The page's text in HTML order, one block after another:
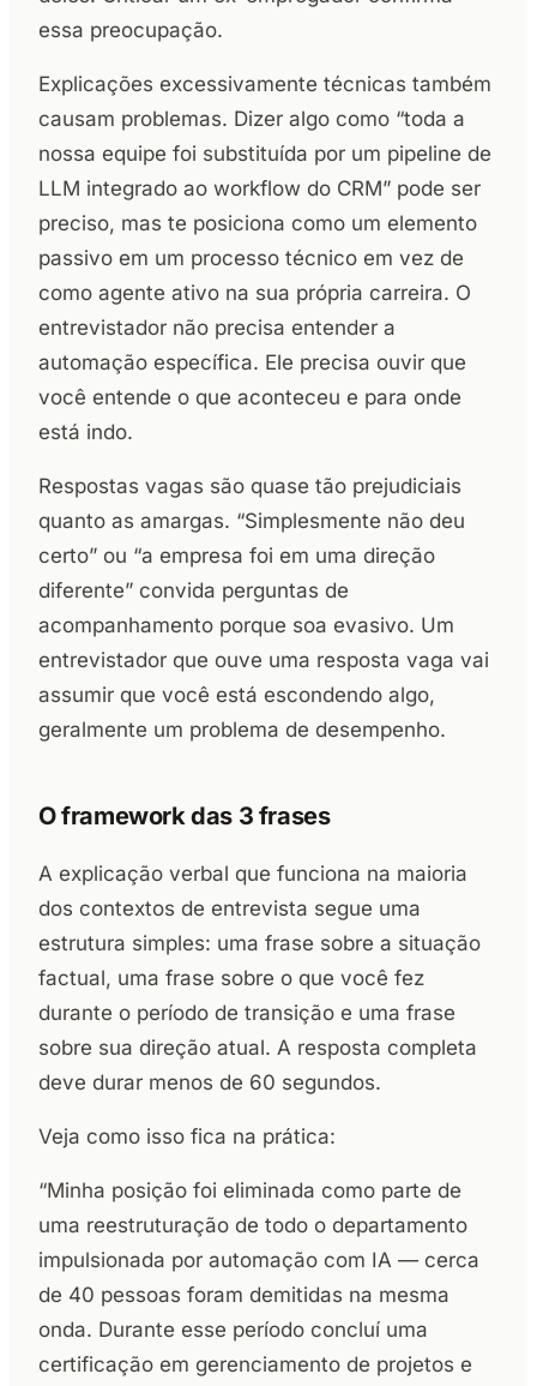
essa preocupação.
Explicações excessivamente técnicas também
causam problemas. Dizer algo como “toda a
nossa equipe foi substituída por um pipeline de
LLM integrado ao workflow do CRM” pode ser
preciso, mas te posiciona como um elemento
passivo em um processo técnico em vez de
como agente ativo na sua própria carreira. O
entrevistador não precisa entender a
automação específica. Ele precisa ouvir que
você entende o que aconteceu e para onde
está indo.
Respostas vagas são quase tão prejudiciais
quanto as amargas. “Simplesmente não deu
certo” ou “a empresa foi em uma direção
diferente” convida perguntas de
acompanhamento porque soa evasivo. Um
entrevistador que ouve uma resposta vaga vai
assumir que você está escondendo algo,
geralmente um problema de desempenho.
O framework das 3 frases
A explicação verbal que funciona na maioria
dos contextos de entrevista segue uma
estrutura simples: uma frase sobre a situação
factual, uma frase sobre o que você fez
durante o período de transição e uma frase
sobre sua direção atual. A resposta completa
deve durar menos de 60 segundos.
Veja como isso fica na prática:
“Minha posição foi eliminada como parte de
uma reestruturação de todo o departamento
impulsionada por automação com IA — cerca
de 40 pessoas foram demitidas na mesma
onda. Durante esse período concluí uma
certificação em gerenciamento de projetos e